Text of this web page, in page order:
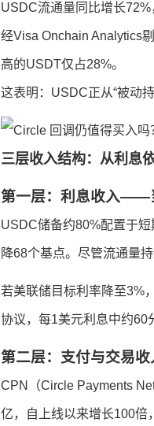
USDC流通量同比增长
经Visa Onchain Analytics
高的USDT仅占28%。
这表明：USDC正从“被动
三层收入结构：从利息
第一层：利息收入——
USDC储备约80%配置于
降68个基点。尽管流通量
若美联储目标利率降至3%
协议，每1美元利息中约60
第二层：支付与交易
CPN（Circle Payments
亿，自上线以来增长100倍